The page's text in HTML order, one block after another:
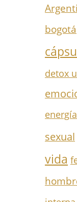
bogotá
detox
sexual
vida